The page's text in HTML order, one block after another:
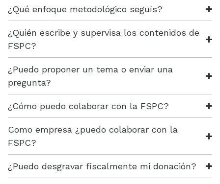
¿Qué enfoque metodológico seguís?
¿Quién escribe y supervisa los contenidos de
FSPC?
¿Puedo proponer un tema o enviar una
pregunta?
¿Cómo puedo colaborar con la FSPC?
Como empresa ¿puedo colaborar con la
FSPC?
¿Puedo desgravar fiscalmente mi donación?